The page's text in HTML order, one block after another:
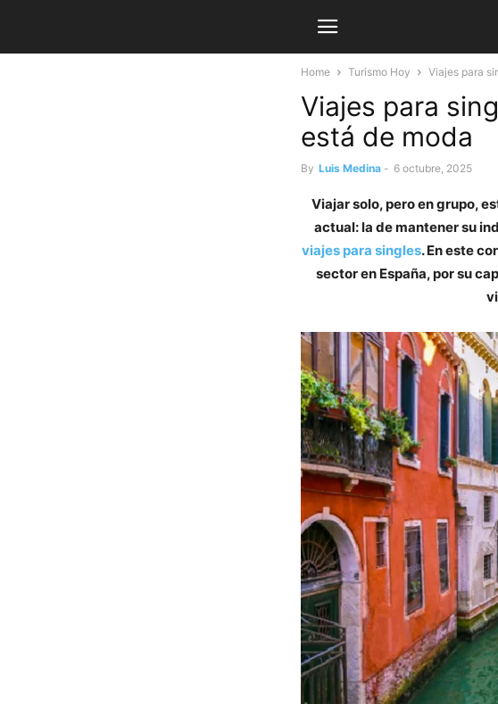
Home Turismo Hoy Viajes para
Viajes para
está de moda
By Luis Medina - 6 octubre, 2025
Viajar solo, pero en grupo,
actual: la de mantener su
viajes para singles. En este
sector en España, por su